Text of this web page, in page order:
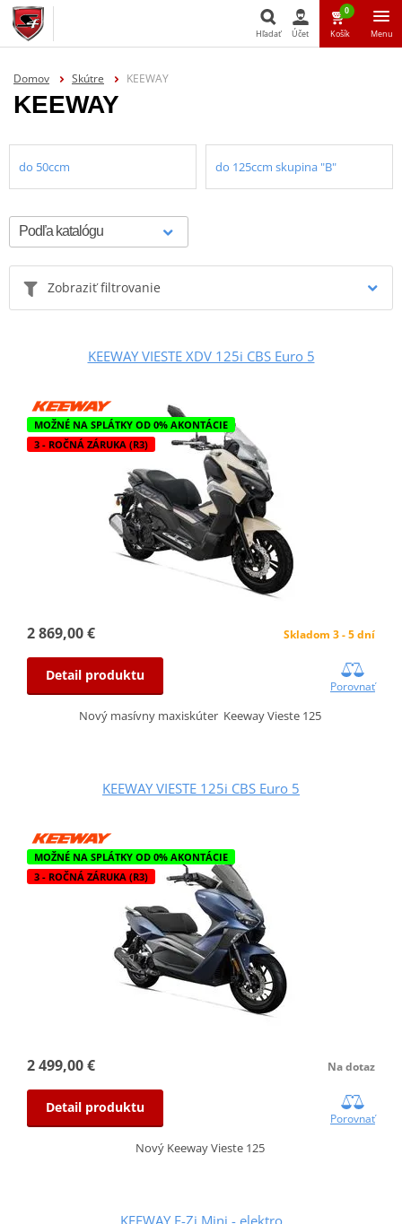
Hľadať Účet
0
Košík Menu
Domov Skútre KEEWAY
KEEWAY
do 50ccm do 125ccm skupina "B"
Zobraziť filtrovanie
KEEWAY VIESTE XDV 125i CBS Euro 5
MOŽNÉ NA SPLÁTKY OD 0% AKONTÁCIE
3 - ROČNÁ ZÁRUKA (R3)
2 869,00 € Skladom 3 - 5 dní
Detail produktu
Porovnať
Nový masívny maxiskúter Keeway Vieste 125
KEEWAY VIESTE 125i CBS Euro 5
MOŽNÉ NA SPLÁTKY OD 0% AKONTÁCIE
3 - ROČNÁ ZÁRUKA (R3)
2 499,00 € Na dotaz
Detail produktu
Porovnať
Nový Keeway Vieste 125
KEEWAY E-Zi Mini - elektro